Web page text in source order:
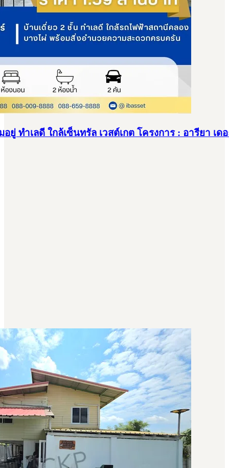
ทำเลดี ใกล้เซ็นทรัล เวสต์เกต โครงการ : อารียา เด